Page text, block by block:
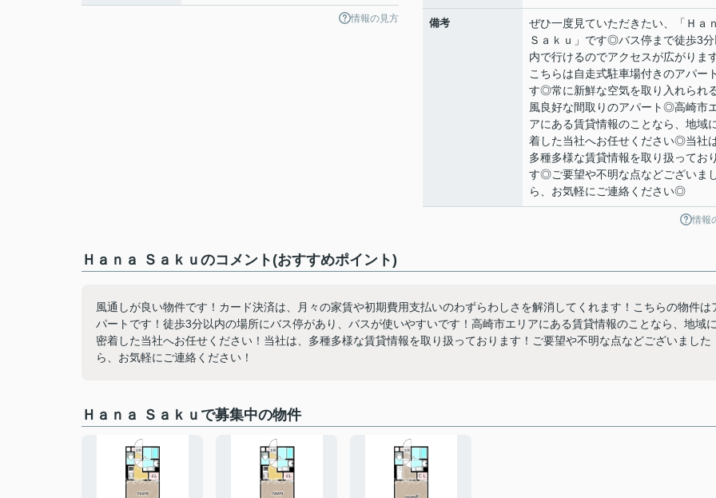
情報の見方 備考
ぜひ一度見ていただきたい、「Ｈａ
Ｓａｋｕ」です◎バス停まで徒歩3
内で行けるのでアクセスが広がりま
こちらは自走式駐車場付きのアパー
す◎常に新鮮な空気を取り入れられ
風良好な間取りのアパート◎高崎市
アにある賃貸情報のことなら、地域
着した当社へお任せください◎当社
多種多様な賃貸情報を取り扱ってお
す◎ご要望や不明な点などございま
ら、お気軽にご連絡ください◎
情報
Ｈａｎａ Ｓａｋｕのコメント(おすすめポイント)
風通しが良い物件です！カード決済は、月々の家賃や初期費用支払いのわずらわしさを解消してくれます！こちらの物件は
パートです！徒歩3分以内の場所にバス停があり、バスが使いやすいです！高崎市エリアにある賃貸情報のことなら、地域
密着した当社へお任せください！当社は、多種多様な賃貸情報を取り扱っております！ご要望や不明な点などございました
ら、お気軽にご連絡ください！
Ｈａｎａ Ｓａｋｕで募集中の物件